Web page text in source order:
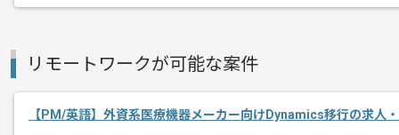
リモートワークが可能な案件
【PM/英語】外資系医療機器メーカー向けDynamics移行の求人